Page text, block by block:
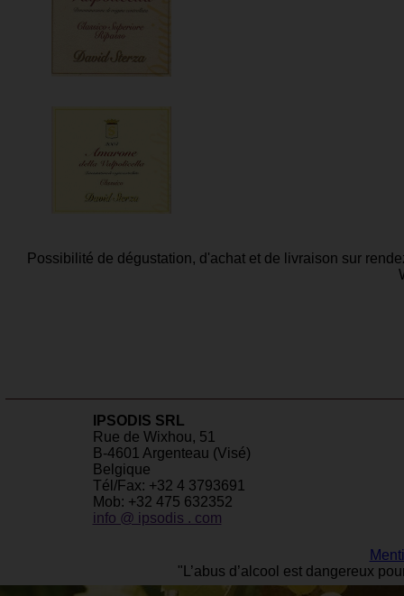
Possibilité de dégustation, d'achat et de livraison sur
IPSODIS SRL
Rue de Wixhou, 51
B-4601 Argenteau (Visé)
Belgique
Tél/Fax: +32 4 3793691
Mob: +32 475 632352
info @ ipsodis . com
"L’abus d’alcool est dangereux